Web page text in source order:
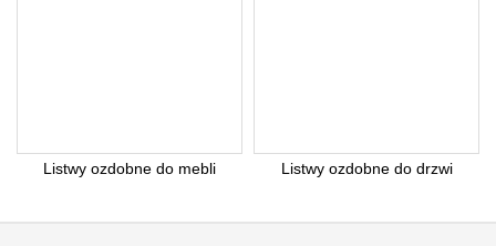
Listwy ozdobne do mebli Listwy ozdobne do drzwi